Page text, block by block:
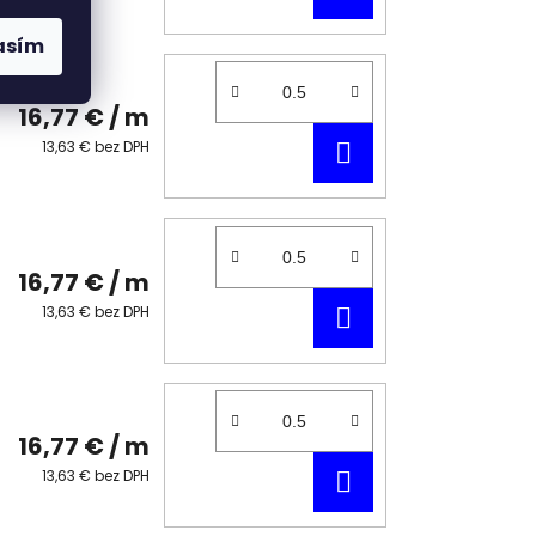
KOŠÍKA
16,77 €/ m
13,63 € bez DPH
KOŠÍKA
16,77 € / m
13,63 € bez DPH
KOŠÍKA
16,77 € / m
13,63 € bez DPH
KOŠÍKA